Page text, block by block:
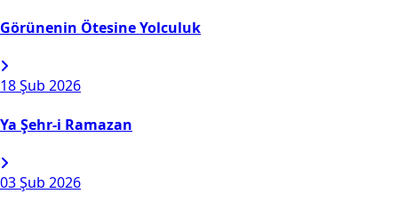
Görünenin Ötesine Yolculuk
18Şub 2026
Ya Şehr-i Ramazan
03Şub 2026